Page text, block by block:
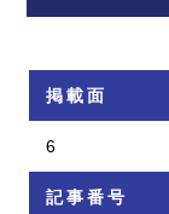
掲載面
6
記事番号